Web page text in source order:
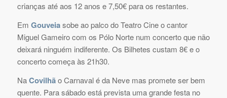
crianças até aos 12 anos e 7,50€ para os restantes.
Em Gouveiasobe ao palco do Teatro Cine o cantor
Miguel Gameiro com os Pólo Norte num concerto que não
deixará ninguém indiferente. Os Bilhetes custam 8€ e o
concerto começa às 21h30.
NaCovilhão Carnaval é da Neve mas promete ser bem
quente. Para sábado está prevista uma grande festa no